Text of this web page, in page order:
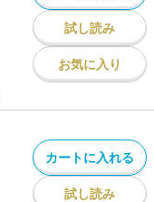
試し読み
お気に入り
カートに入れる
試し読み